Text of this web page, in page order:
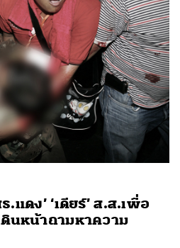
.แดง’ ‘เดียร์’ ส.ส.เพื่อ
นหน้าถามหาความ
LINE